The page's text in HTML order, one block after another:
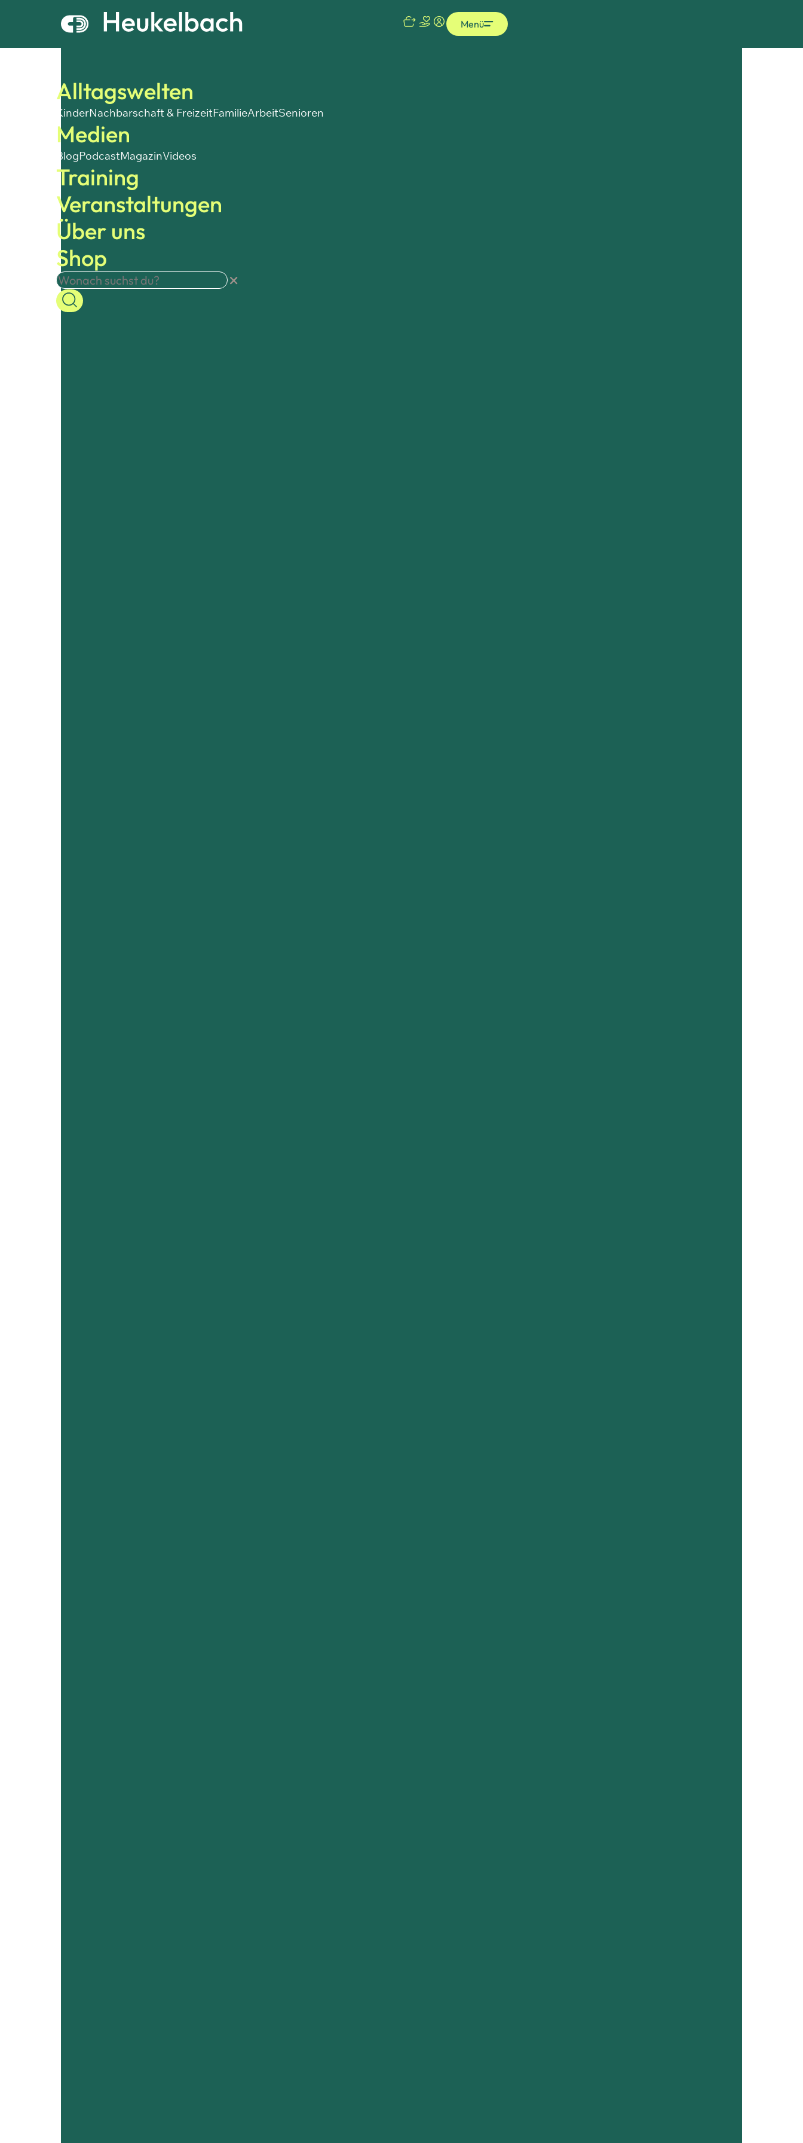
Alltagswelten
KinderNachbarschaft & FreizeitFamilieArbeitSenioren
Medien
BlogPodcastMagazinVideos
Training
Veranstaltungen
Über uns
Shop
Menü